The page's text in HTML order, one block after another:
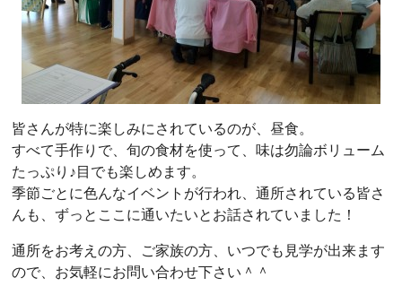
皆さんが特に楽しみにされているのが、昼食。
すべて手作りで、旬の食材を使って、味は勿論ボリューム
たっぷり♪目でも楽しめます。
季節ごとに色んなイベントが行われ、通所されている皆さ
んも、ずっとここに通いたいとお話されていました！
通所をお考えの方、ご家族の方、いつでも見学が出来ます
ので、お気軽にお問い合わせ下さい＾＾